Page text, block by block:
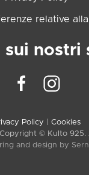
relative
sui nostri
Policy
Cookies
© Kulto 925.
and design by